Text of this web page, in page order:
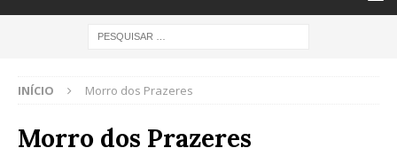
INÍCIO Morro dos Prazeres
Morro dos Prazeres